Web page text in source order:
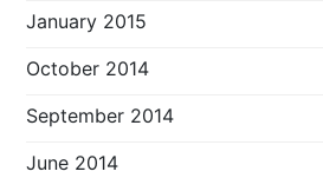
January 2015
October 2014
September 2014
June 2014